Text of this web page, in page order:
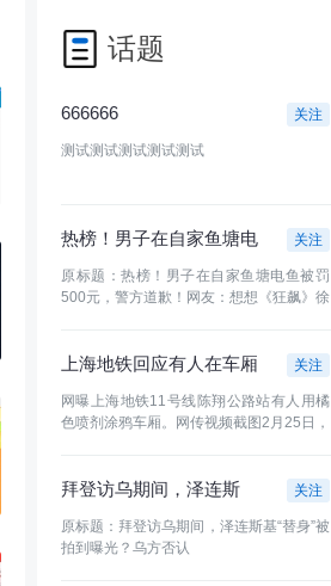
话题
666666 关注
测试测试测试测试测试
热榜！男子在自家鱼塘电
鱼被罚500元，警方道歉！
网友：想想《狂
关注
原标题：热榜！男子在自家鱼塘电鱼被罚
500元，警方道歉！网友：想想《狂飙》徐
上海地铁回应有人在车厢
涂鸦致列车停运：已移交
轨交公安处理
关注
网曝上海地铁11号线陈翔公路站有人用橘
色喷剂涂鸦车厢。网传视频截图2月25日，
拜登访乌期间，泽连斯
基“替身”被拍到曝光？乌方
否认
关注
原标题：拜登访乌期间，泽连斯基“替身”被
拍到曝光？乌方否认